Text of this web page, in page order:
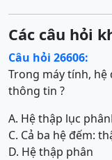
Các câu hỏi
Câu hỏi 26606:
Trong máy tính,
thông tin ?
A. Hệ thập lục phân
C. Cả ba hệ đếm:
D. Hệ thập phân